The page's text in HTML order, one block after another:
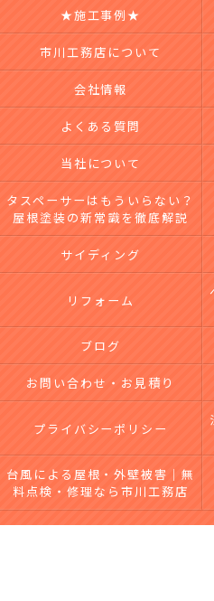
★施工事例★
市川工務店について
会社情報
よくある質問
当社について
タスペーサーはもういらない？
屋根塗装の新常識を徹底解説
サイディング
リフォーム
ブログ
お問い合わせ・お見積り
プライバシーポリシー
台風による屋根・外壁被害｜無
料点検・修理なら市川工務店